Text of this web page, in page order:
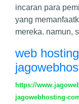
incaran para
yang
mereka. namun,
web
https://
jagowebhosting-